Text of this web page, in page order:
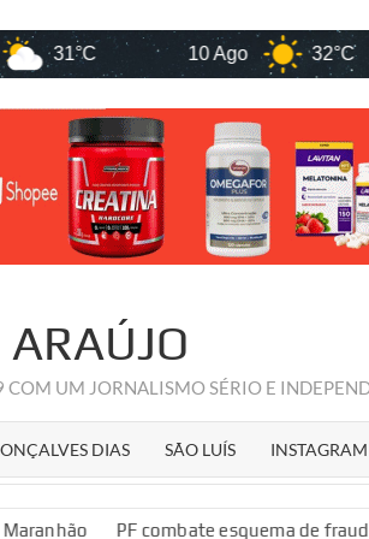
10 Ago 32°C
UM JORNALISMO SÉRIO E
DIAS SÃO LUÍS INSTAGRAM
PF combate esquema de fraudes contra o